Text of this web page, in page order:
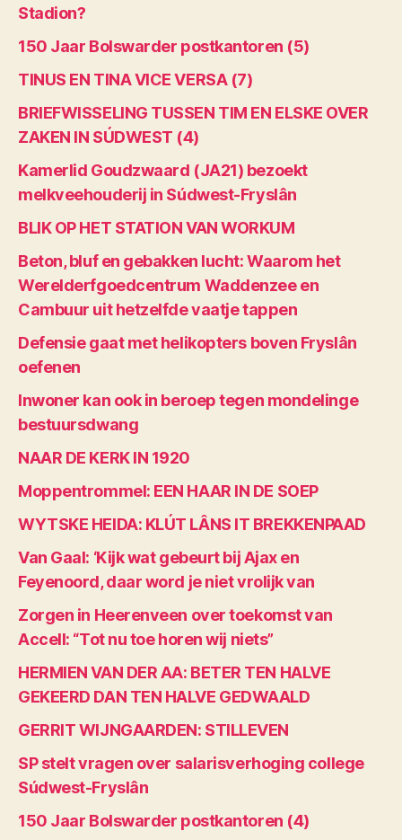
Stadion?
150 Jaar Bolswarder postkantoren (5)
TINUS EN TINA VICE VERSA (7)
BRIEFWISSELING TUSSEN TIM EN ELSKE OVER
ZAKEN IN SÚDWEST (4)
Kamerlid Goudzwaard (JA21) bezoekt
melkveehouderij in Súdwest-Fryslân
BLIK OP HET STATION VAN WORKUM
Beton, bluf en gebakken lucht: Waarom het
Werelderfgoedcentrum Waddenzee en
Cambuur uit hetzelfde vaatje tappen
Defensie gaat met helikopters boven Fryslân
oefenen
Inwoner kan ook in beroep tegen mondelinge
bestuursdwang
NAAR DE KERK IN 1920
Moppentrommel: EEN HAAR IN DE SOEP
WYTSKE HEIDA: KLÚT LÂNS IT BREKKENPAAD
Van Gaal: ‘Kijk wat gebeurt bij Ajax en
Feyenoord, daar word je niet vrolijk van
Zorgen in Heerenveen over toekomst van
Accell: “Tot nu toe horen wij niets”
HERMIEN VAN DER AA: BETER TEN HALVE
GEKEERD DAN TEN HALVE GEDWAALD
GERRIT WIJNGAARDEN: STILLEVEN
SP stelt vragen over salarisverhoging college
Súdwest-Fryslân
150 Jaar Bolswarder postkantoren (4)